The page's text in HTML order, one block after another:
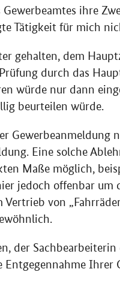
ihre
Tätigkeit für mich
gehalten, dem
durch das
würde nur dann
beurteilen würde.
Gewerbeanmeldung
Eine solche
Maße möglich,
jedoch offenbar um
Vertrieb von
der Sachbearbeiterin
Ihrer